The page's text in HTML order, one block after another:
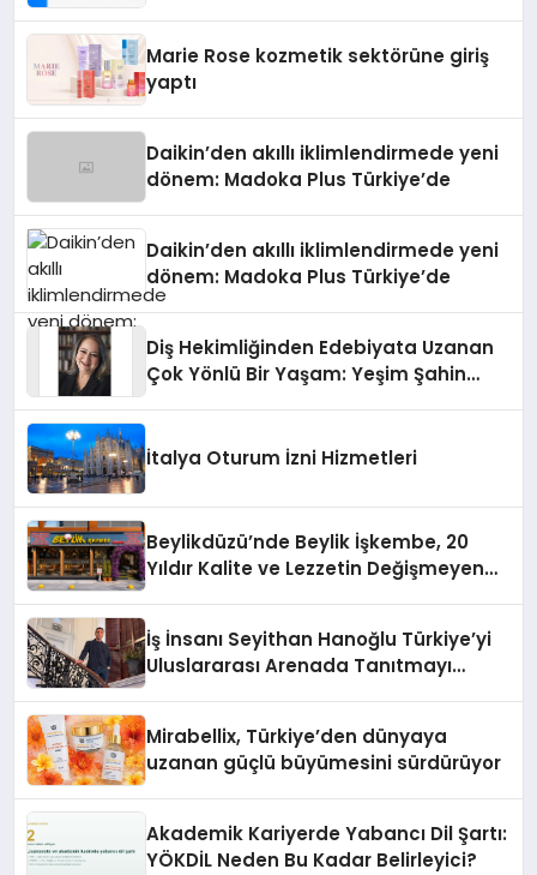
Marie Rose kozmetik sektörüne giriş
yaptı
Daikin’den akıllı iklimlendirmede yeni
dönem: Madoka Plus Türkiye’de
Daikin’den akıllı iklimlendirmede yeni
dönem: Madoka Plus Türkiye’de
Diş Hekimliğinden Edebiyata Uzanan
Çok Yönlü Bir Yaşam: Yeşim Şahin
İtalya Oturum İzni Hizmetleri
Beylikdüzü’nde Beylik İşkembe, 20
Yıldır Kalite ve Lezzetin Değişmeyen
İş İnsanı Seyithan Hanoğlu Türkiye’yi
Uluslararası Arenada Tanıtmayı
Mirabellix, Türkiye’den dünyaya
uzanan güçlü büyümesini sürdürüyor
Akademik Kariyerde Yabancı Dil Şartı:
YÖKDİL Neden Bu Kadar Belirleyici?